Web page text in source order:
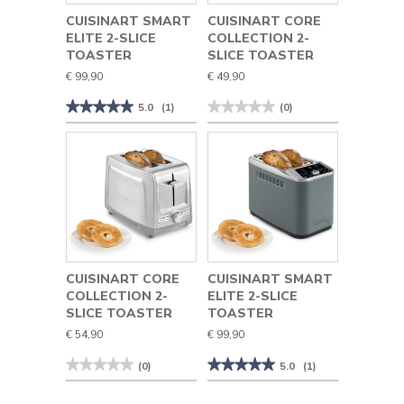
CUISINART SMART
ELITE 2-SLICE
TOASTER
€ 99,90
★★★★★
★★★★★
5
van
Beoordelingen
Cuisinart
Smart
Elite
Slice
Toaster
5.0 (1)
CUISINART CORE
COLLECTION 2-
SLICE TOASTER
€ 49,90
★★★★★
★★★★★
Geen
beoordelingswaarde
Cuisinart
(0)
CUISINART CORE
COLLECTION 2-
SLICE TOASTER
€ 54,90
★★★★★
★★★★★
Geen
(0)
CUISINART SMART
ELITE 2-SLICE
TOASTER
€ 99,90
★★★★★
★★★★★
5
5.0 (1)